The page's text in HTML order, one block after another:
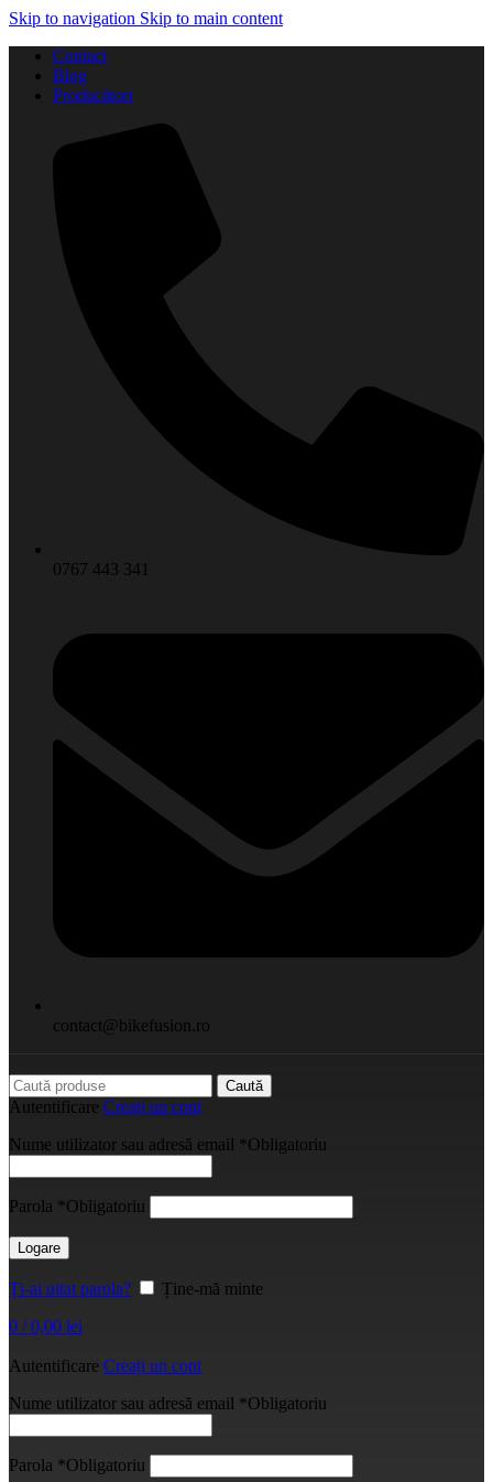
Skip to navigation Skip to main content
Contact
Blog
Producători
0767 443 341
contact@bikefusion.ro
Caută
Autentificare Creați un cont
Nume utilizator sau adresă email *Obligatoriu
Parola *Obligatoriu
Logare
Ți-ai uitat parola?
Ține-mă minte
0 / 0,00 lei
Autentificare Creați un cont
Nume utilizator sau adresă email *Obligatoriu
Parola *Obligatoriu